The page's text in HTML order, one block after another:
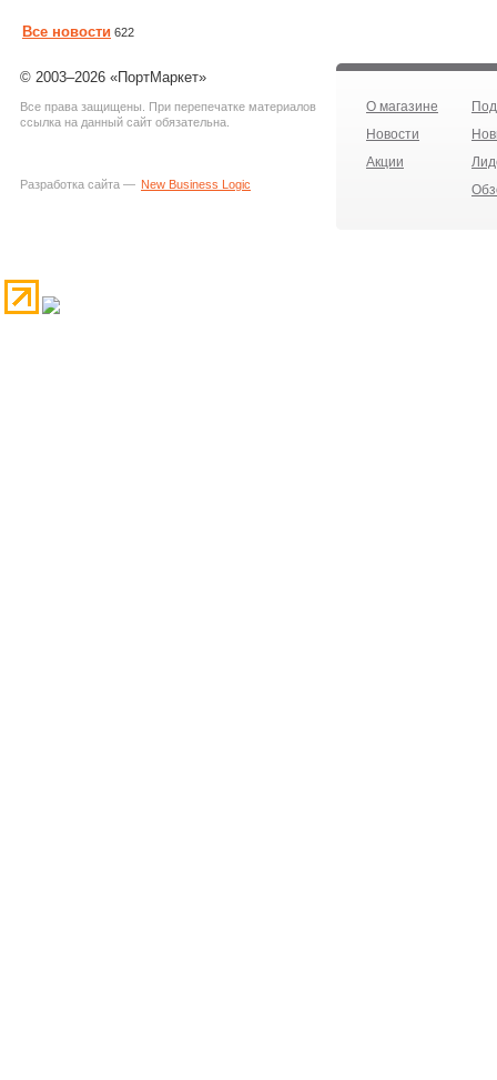
Все новости 622
© 2003–2026 «ПортМаркет»
Все права защищены. При перепечатке материалов
ссылка на данный сайт обязательна.
Разработка сайта — New Business Logic
О магазине
Новости
Акции